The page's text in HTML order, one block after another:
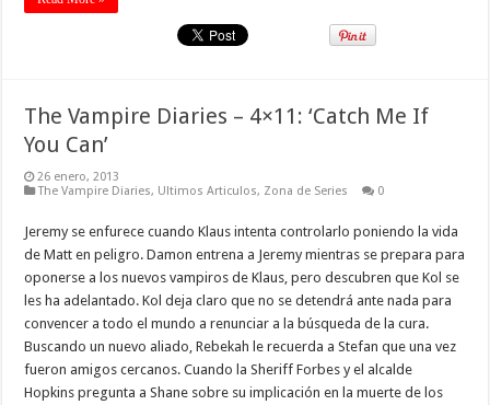
The Vampire Diaries – 4×11: ‘Catch Me If
You Can’
26 enero, 2013
The Vampire Diaries, Ultimos Articulos, Zona de Series 0
Jeremy se enfurece cuando Klaus intenta controlarlo poniendo la vida
de Matt en peligro. Damon entrena a Jeremy mientras se prepara para
oponerse a los nuevos vampiros de Klaus, pero descubren que Kol se
les ha adelantado. Kol deja claro que no se detendrá ante nada para
convencer a todo el mundo a renunciar a la búsqueda de la cura.
Buscando un nuevo aliado, Rebekah le recuerda a Stefan que una vez
fueron amigos cercanos. Cuando la Sheriff Forbes y el alcalde
Hopkins pregunta a Shane sobre su implicación en la muerte de los